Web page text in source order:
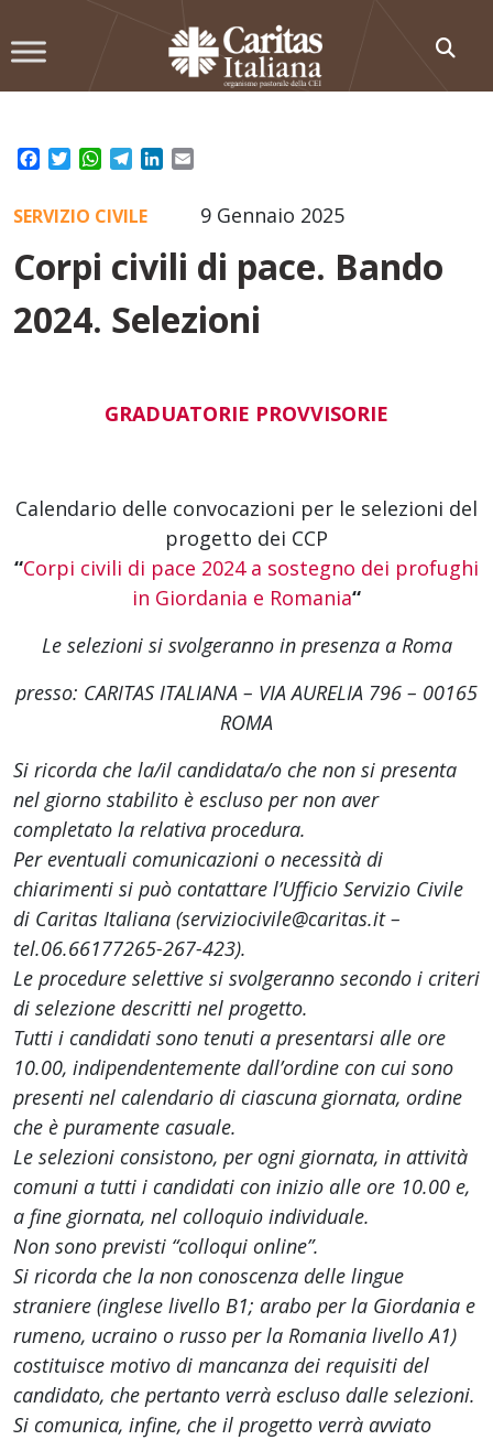
to
Facebook
TwitterWhatsApp
TelegramLinkedIn
9 Gennaio 2025
SERVIZIO CIVILE
Corpi civili di pace. Bando
2024. Selezioni
GRADUATORIE PROVVISORIE
Calendario delle convocazioni per le selezioni del
progetto dei CCP
“Corpi civili di pace 2024 a sostegno dei profughi
in Giordania e Romania“
Le selezioni si svolgeranno in presenza a Roma
presso: CARITAS ITALIANA – VIA AURELIA 796 – 00165
ROMA
Si ricorda che la/il candidata/o che non si presenta
nel giorno stabilito è escluso per non aver
completato la relativa procedura.
Per eventuali comunicazioni o necessità di
chiarimenti si può contattare l’Ufficio Servizio Civile
di Caritas Italiana (serviziocivile@caritas.it –
tel.06.66177265-267-423).
Le procedure selettive si svolgeranno secondo i criteri
di selezione descritti nel progetto.
Tutti i candidati sono tenuti a presentarsi alle ore
10.00, indipendentemente dall’ordine con cui sono
presenti nel calendario di ciascuna giornata, ordine
che è puramente casuale.
Le selezioni consistono, per ogni giornata, in attività
comuni a tutti i candidati con inizio alle ore 10.00 e,
a fine giornata, nel colloquio individuale.
Non sono previsti “colloqui online”.
Si ricorda che la non conoscenza delle lingue
straniere (inglese livello B1; arabo per la Giordania e
rumeno, ucraino o russo per la Romania livello A1)
costituisce motivo di mancanza dei requisiti del
candidato, che pertanto verrà escluso dalle selezioni.
Si comunica, infine, che il progetto verrà avviato